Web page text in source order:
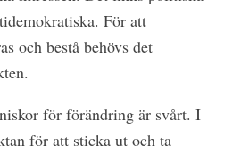
För att
och bestå behövs det
för förändring är svårt. I
för att sticka ut och ta